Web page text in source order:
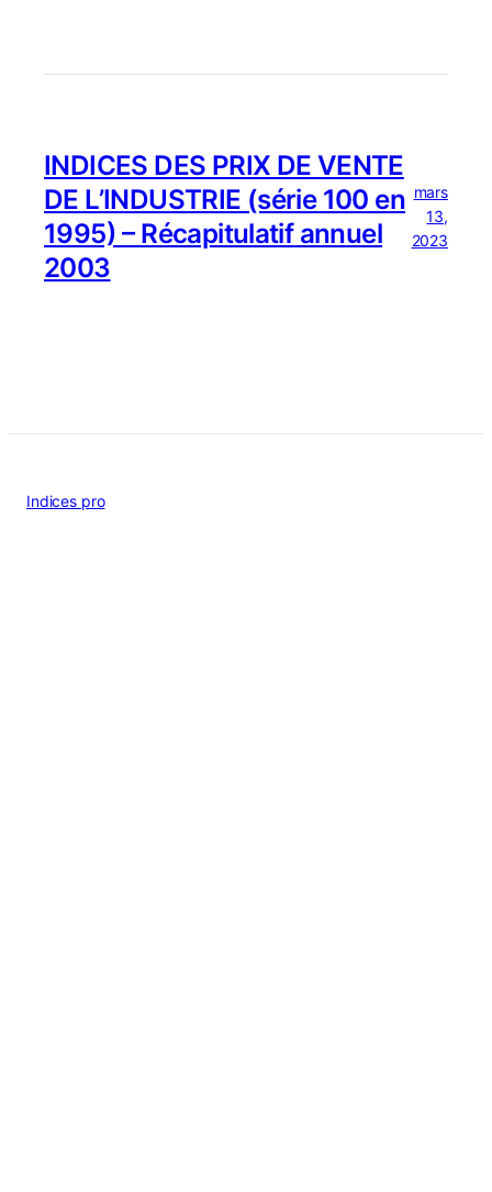
INDICES DES PRIX DE VENTE
DE L’INDUSTRIE (série 100 en
1995) – Récapitulatif annuel
2003
mars
13,
2023
Indices pro